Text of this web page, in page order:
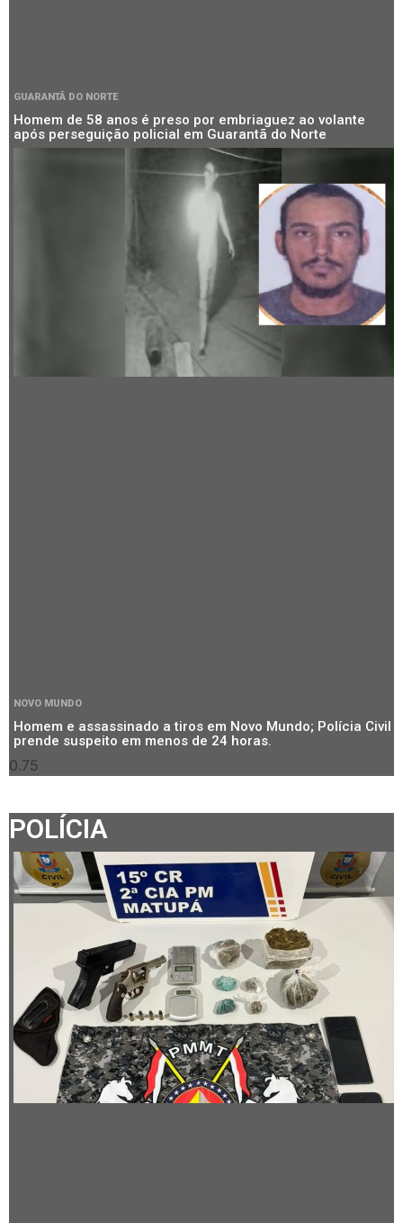
GUARANTÃ DO NORTE
Homem de 58 anos é preso por embriaguez ao volante
após perseguição policial em Guarantã do Norte
NOVO MUNDO
Homem e assassinado a tiros em Novo Mundo; Polícia Civil
prende suspeito em menos de 24 horas.
POLÍCIA